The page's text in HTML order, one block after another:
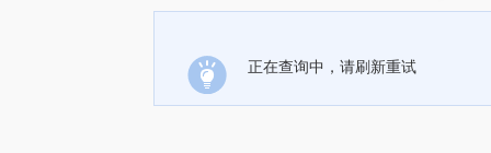
正在查询中，请刷新重试